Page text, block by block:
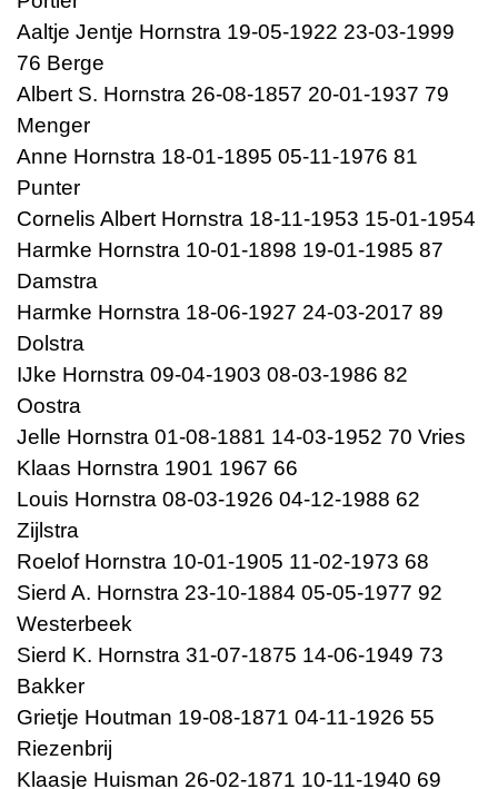
Aaltje Jentje Hornstra 19-05-1922 23-03-1999
76 Berge
Albert S. Hornstra 26-08-1857 20-01-1937 79
Menger
Anne Hornstra 18-01-1895 05-11-1976 81
Punter
Cornelis Albert Hornstra 18-11-1953 15-01-1954
Harmke Hornstra 10-01-1898 19-01-1985 87
Damstra
Harmke Hornstra 18-06-1927 24-03-2017 89
Dolstra
IJke Hornstra 09-04-1903 08-03-1986 82
Oostra
Jelle Hornstra 01-08-1881 14-03-1952 70 Vries
Klaas Hornstra 1901 1967 66
Louis Hornstra 08-03-1926 04-12-1988 62
Zijlstra
Roelof Hornstra 10-01-1905 11-02-1973 68
Sierd A. Hornstra 23-10-1884 05-05-1977 92
Westerbeek
Sierd K. Hornstra 31-07-1875 14-06-1949 73
Bakker
Grietje Houtman 19-08-1871 04-11-1926 55
Riezenbrij
Klaasje Huisman 26-02-1871 10-11-1940 69